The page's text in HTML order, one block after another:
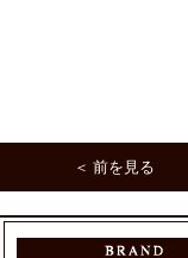
＜ 前を見る